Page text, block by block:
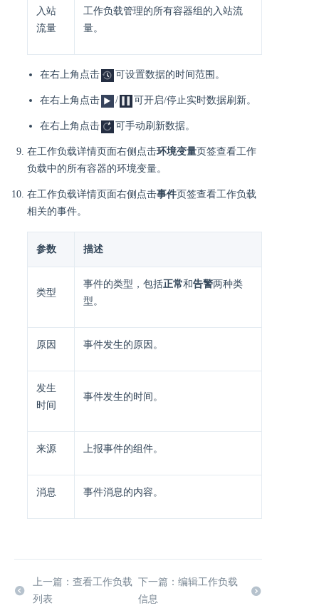
入站
流量
工作负载管理的所有容器组的入站流
量。
在右上角点击 可设置数据的时间范围。
在右上角点击 / 可开启/停止实时数据刷新。
在右上角点击 可手动刷新数据。
在工作负载详情页面右侧点击环境变量页签查看工作
负载中的所有容器的环境变量。
在工作负载详情页面右侧点击事件页签查看工作负载
相关的事件。
参数 描述
类型
事件的类型，包括正常和告警两种类
型。
原因 事件发生的原因。
发生
时间
事件发生的时间。
来源 上报事件的组件。
消息 事件消息的内容。
上一篇：查看工作负载
列表
下一篇：编辑工作负载
信息